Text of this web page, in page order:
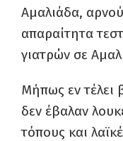
Αμαλιάδα,
απαραίτητα
γιατρών σε
Μήπως εν τέλει
δεν έβαλαν
τόπους και